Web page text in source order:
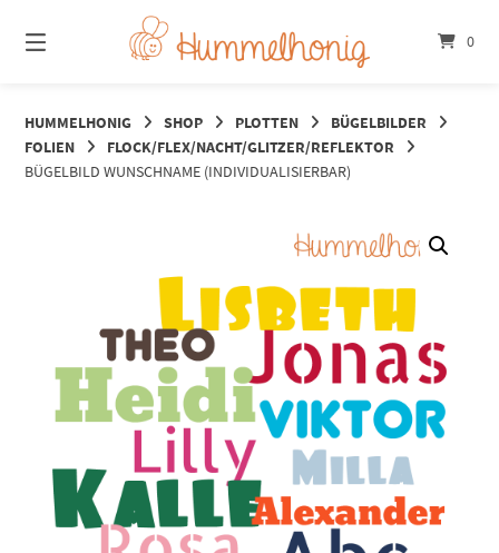
zum
Inhalt
0
HUMMELHONIG SHOP PLOTTEN
BÜGELBILDER
FOLIEN
FLOCK/FLEX/NACHT/GLITZER/REFLEKTOR
BÜGELBILD WUNSCHNAME (INDIVIDUALISIERBAR)